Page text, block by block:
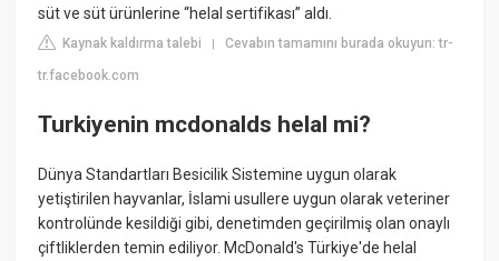
süt ve süt ürünlerine “helal sertifikası” aldı.
Kaynak kaldırma talebi |Cevabın tamamını burada okuyun: tr-
tr.facebook.com
Turkiyenin mcdonalds helal mi?
Dünya Standartları Besicilik Sistemine uygun olarak
yetiştirilen hayvanlar, İslami usullere uygun olarak veteriner
kontrolünde kesildiği gibi, denetimden geçirilmiş olan onaylı
çiftliklerden temin ediliyor. McDonald's Türkiye'de helal